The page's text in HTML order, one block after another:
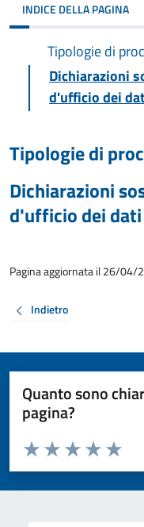
INDICE DELLA PAGINA
Tipologie di
Dichiarazioni
d'ufficio dei
Tipologie di
Dichiarazioni
d'ufficio dei dati
Pagina aggiornata il 26/04/
Indietro
Quanto sono
pagina?
Valuta da 1 a 5 stelle la
Valuta
Valuta 4
Valuta 3 stelle
Valuta 2 stelle su 5
Valuta 1 stelle su 5